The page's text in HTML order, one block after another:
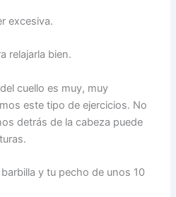
excesiva.
relajarla bien.
cuello es muy, muy
este tipo de ejercicios. No
detrás de la cabeza puede
y tu pecho de unos 10